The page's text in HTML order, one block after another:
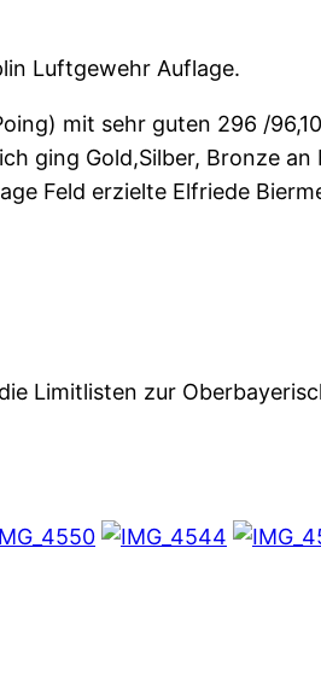
Luftgewehr Auflage.
mit sehr guten 296 /
ging Gold,Silber, Bronze
Feld erzielte Elfriede
Limitlisten zur